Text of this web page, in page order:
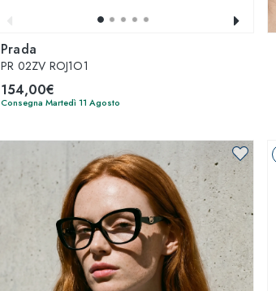
Prada
PR 02ZV ROJ1O1
154,00€
Consegna Martedì 11 Agosto